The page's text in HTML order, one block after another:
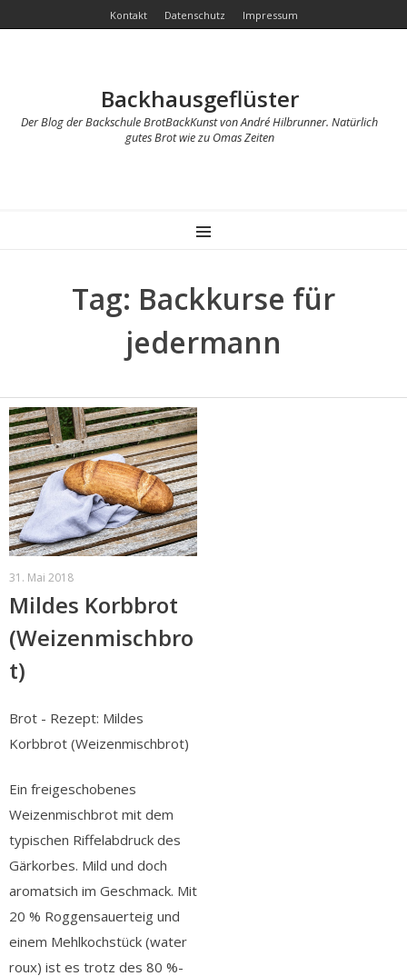
Kontakt Datenschutz Impressum
Backhausgeflüster
Der Blog der Backschule BrotBackKunst von André Hilbrunner. Natürlich
gutes Brot wie zu Omas Zeiten
MENU
Tag: Backkurse für
jedermann
31. Mai 2018
Mildes Korbbrot
(Weizenmischbro
t)
Brot - Rezept: Mildes
Korbbrot (Weizenmischbrot)
Ein freigeschobenes
Weizenmischbrot mit dem
typischen Riffelabdruck des
Gärkorbes. Mild und doch
aromatsich im Geschmack. Mit
20 % Roggensauerteig und
einem Mehlkochstück (water
roux) ist es trotz des 80 %-